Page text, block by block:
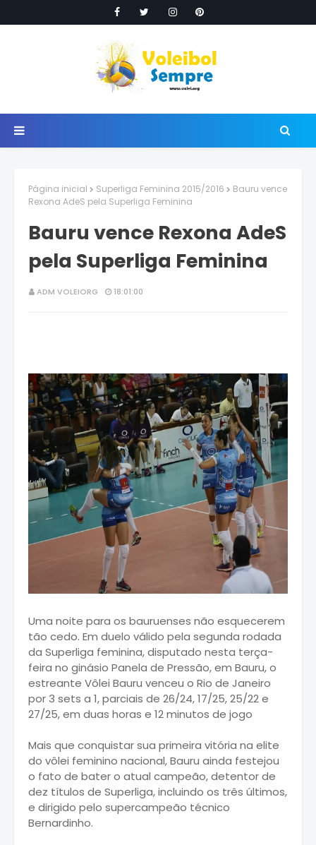
Página inicial Superliga Feminina 2015/2016
Bauru vence
Rexona AdeS pela Superliga Feminina
Bauru vence Rexona AdeS
pela Superliga Feminina
ADM VOLEIORG 18:01:00
Uma noite para os bauruenses não esquecerem
tão cedo. Em duelo válido pela segunda rodada
da Superliga feminina, disputado nesta terça-
feira no ginásio Panela de Pressão, em Bauru, o
estreante Vôlei Bauru venceu o Rio de Janeiro
por 3 sets a 1, parciais de 26/24, 17/25, 25/22 e
27/25, em duas horas e 12 minutos de jogo
Mais que conquistar sua primeira vitória na elite
do vôlei feminino nacional, Bauru ainda festejou
o fato de bater o atual campeão, detentor de
dez títulos de Superliga, incluindo os três últimos,
e dirigido pelo supercampeão técnico
Bernardinho.